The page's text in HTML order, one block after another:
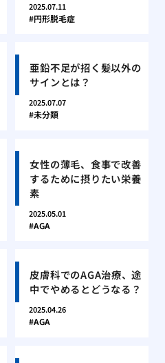
2025.07.11
円形脱毛症
亜鉛不足が招く髪以外の
サインとは？
2025.07.07
未分類
女性の薄毛、食事で改善
するために摂りたい栄養
素
2025.05.01
AGA
皮膚科でのAGA治療、途
中でやめるとどうなる？
2025.04.26
AGA